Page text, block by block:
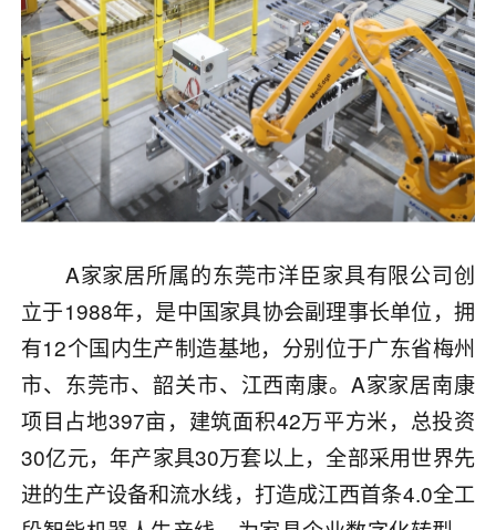
A家家居所属的东莞市洋臣家具有限公司创
立于1988年，是中国家具协会副理事长单位，拥
有12个国内生产制造基地，分别位于广东省梅州
市、东莞市、韶关市、江西南康。A家家居南康
项目占地397亩，建筑面积42万平方米，总投资
30亿元，年产家具30万套以上，全部采用世界先
进的生产设备和流水线，打造成江西首条4.0全工